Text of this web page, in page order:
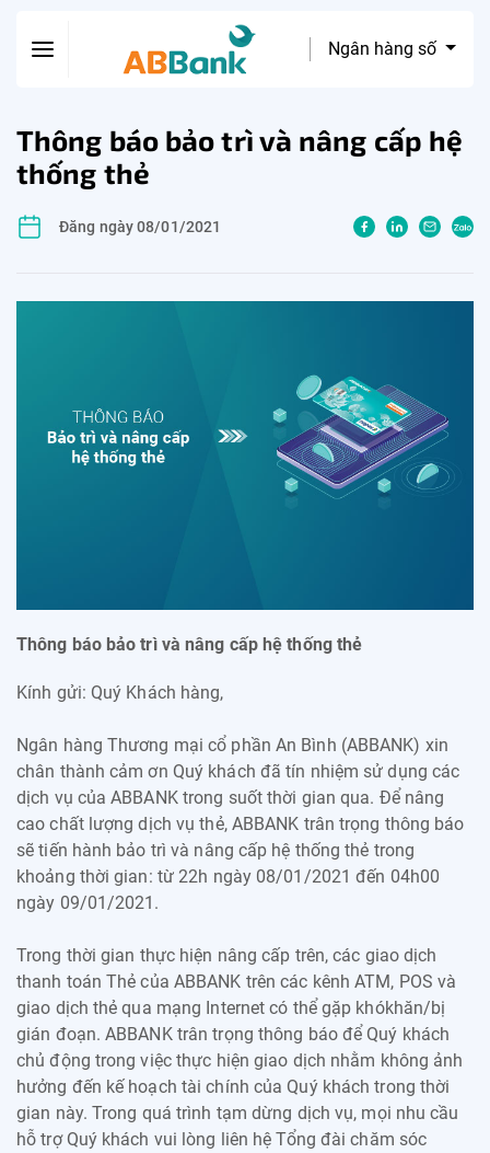
Ngân hàng số
Thông báo bảo trì và nâng cấp hệ
thống thẻ
Đăng ngày 08/01/2021
Thông báo bảo trì và nâng cấp hệ thống thẻ
Kính gửi: Quý Khách hàng,
Ngân hàng Thương mại cổ phần An Bình (ABBANK) xin
chân thành cảm ơn Quý khách đã tín nhiệm sử dụng các
dịch vụ của ABBANK trong suốt thời gian qua. Để nâng
cao chất lượng dịch vụ thẻ, ABBANK trân trọng thông báo
sẽ tiến hành bảo trì và nâng cấp hệ thống thẻ trong
khoảng thời gian: từ 22h ngày 08/01/2021 đến 04h00
ngày 09/01/2021.
Trong thời gian thực hiện nâng cấp trên, các giao dịch
thanh toán Thẻ của ABBANK trên các kênh ATM, POS và
giao dịch thẻ qua mạng Internet có thể gặp khókhăn/bị
gián đoạn. ABBANK trân trọng thông báo để Quý khách
chủ động trong việc thực hiện giao dịch nhằm không ảnh
hưởng đến kế hoạch tài chính của Quý khách trong thời
gian này. Trong quá trình tạm dừng dịch vụ, mọi nhu cầu
hỗ trợ Quý khách vui lòng liên hệ Tổng đài chăm sóc